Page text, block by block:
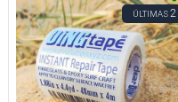
ÚLTIMAS2